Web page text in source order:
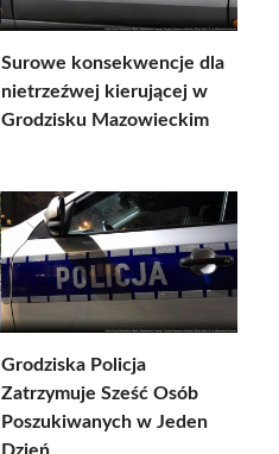
Surowe konsekwencje dla
nietrzeźwej kierującej w
Grodzisku Mazowieckim
Grodziska Policja
Zatrzymuje Sześć Osób
Poszukiwanych w Jeden